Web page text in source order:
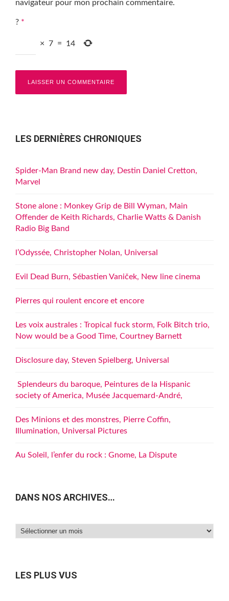
navigateur pour mon prochain commentaire.
? *
× 7 = 14
LES DERNIÈRES CHRONIQUES
Spider-Man Brand new day, Destin Daniel Cretton,
Marvel
Stone alone : Monkey Grip de Bill Wyman, Main
Offender de Keith Richards, Charlie Watts & Danish
Radio Big Band
l’Odyssée, Christopher Nolan, Universal
Evil Dead Burn, Sébastien Vaniček, New line cinema
Pierres qui roulent encore et encore
Les voix australes : Tropical fuck storm, Folk Bitch trio,
Now would be a Good Time, Courtney Barnett
Disclosure day, Steven Spielberg, Universal
Splendeurs du baroque, Peintures de la Hispanic
society of America, Musée Jacquemard-André,
Des Minions et des monstres, Pierre Coffin,
Illumination, Universal Pictures
Au Soleil, l’enfer du rock : Gnome, La Dispute
DANS NOS ARCHIVES…
Dans
LES PLUS VUS